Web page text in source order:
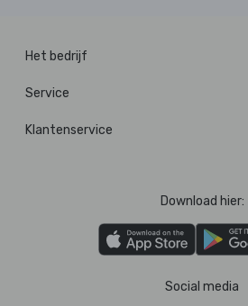
Het bedrijf
Service
Klantenservice
Download hier:
Social media